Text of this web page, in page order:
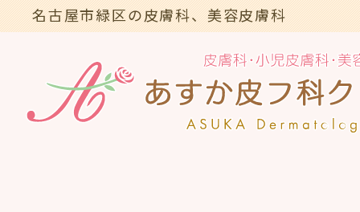
名古屋市緑区の皮膚科、美容皮膚科